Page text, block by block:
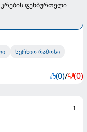
ფეხბურთელი
სერხიო რამოსი
(0)/ (0)
1